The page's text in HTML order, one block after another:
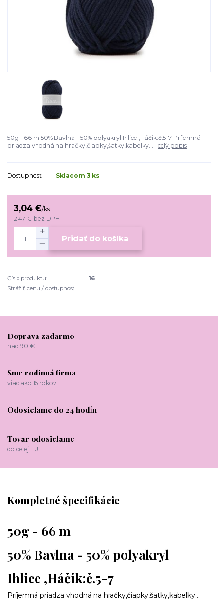
50g - 66 m 50% Bavlna - 50% polyakryl Ihlice ,Háčik:č.5-7 Príjemná
priadza vhodná na hračky,čiapky,šatky,kabelky... celý popis
Dostupnosť Skladom 3 ks
3,04 €/ks
2,47 € bez DPH
Pridať do košíka
Číslo produktu:
16
Strážiť cenu / dostupnosť
Doprava zadarmo
nad 90 €
Sme rodinná firma
viac ako 15 rokov
Odosielame do 24 hodín
Tovar odosielame
do celej EU
Kompletné špecifikácie
50g - 66 m
50% Bavlna - 50% polyakryl
Ihlice ,Háčik:č.5-7
Príjemná priadza vhodná na hračky,čiapky,šatky,kabelky...